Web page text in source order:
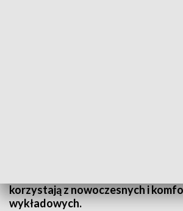
korzystają z nowoczesnych i
wykładowych.